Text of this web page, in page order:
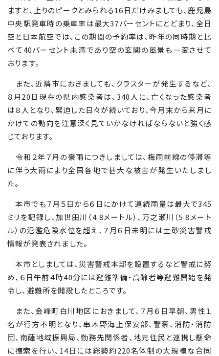
ますと、上りのピークとみられる16日だけみましても、鹿児島
中央駅発車時の乗車率は最大37パーセントにとどまり、全日
空と日本航空では、この期間の予約率は、昨年の同時期と比
べて40パーセント未満であり空の玄関の風景も一変させて
おります。
また、近隣市におきましても、クラスターが発生するなど、
８月20日現在の県内感染者は、 340 人に、亡くなった感染者
は８人となり、緊迫した日々が続いており、今月末から来月に
かけての動向を注意深く見ていかなければならないと強く感
じております。
令和２年７月の豪雨につきしましては、梅雨前線の停滞等
に伴う大雨により全国各地で甚大な被害が発生いたしまし
た。
本市でも７月５日から６日にかけて連続雨量は最大で345
ミリを記録し、加世田川（4.8メートル）、万之瀬川（5.8メート
ル）の氾濫危険水位を超え、７月６日未明には土砂災害警戒
情報が発表されました。
本市としましては、災害警戒本部を設置するなど警戒に努
め、６日午前４時40分には避難準備・高齢者等避難開始を発
令し、避難所を開設したところです。
また、金峰町白川地区におきまして、７月６日早朝、男性１
名が行方不明となり、串木野海上保安部、警察、消防・消防
団、南薩地域振興局、勤務先関係者、地元住民と連携し懸命
に捜索を行い、 14日には総勢約220名体制の大規模な合同